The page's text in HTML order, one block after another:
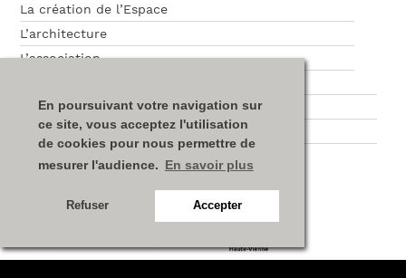
En poursuivant votre navigation sur
ce site, vous acceptez l'utilisation
de cookies pour nous permettre de
mesurer l'audience. En savoir plus
Refuser Accepter
La création de l’Espace
L’architecture
L’association
Plan du site
Mentions légales